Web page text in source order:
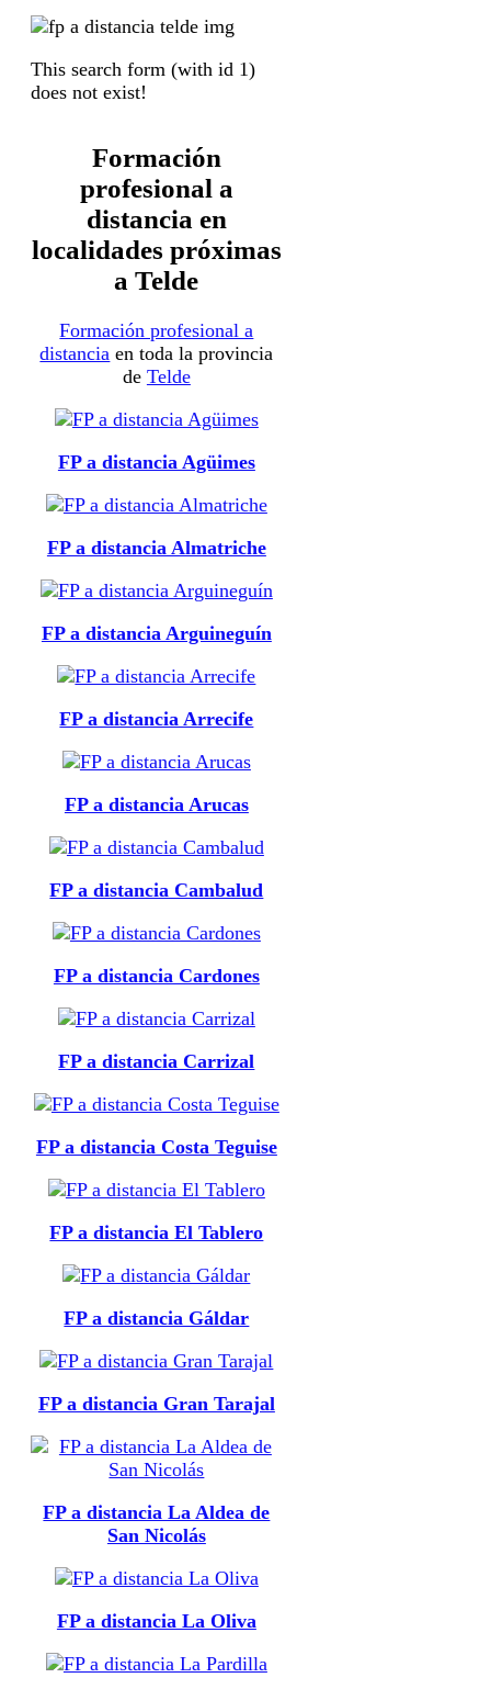
This search form (with id 1)
does not exist!
Formación
profesional a
distancia en
localidades próximas
a Telde
Formación profesional a
distancia en toda la provincia
de Telde
FP a distancia Agüimes
FP a distancia Almatriche
FP a distancia Arguineguín
FP a distancia Arrecife
FP a distancia Arucas
FP a distancia Cambalud
FP a distancia Cardones
FP a distancia Carrizal
FP a distancia Costa Teguise
FP a distancia El Tablero
FP a distancia Gáldar
FP a distancia Gran Tarajal
FP a distancia La Aldea de
San Nicolás
FP a distancia La Oliva